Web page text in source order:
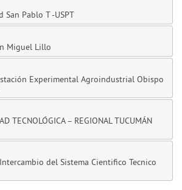
Pablo T -USPT
Miguel Lillo
Experimental Agroindustrial Obispo
TECNOLÓGICA – REGIONAL TUCUMÁN
del Sistema Cientifico Tecnico